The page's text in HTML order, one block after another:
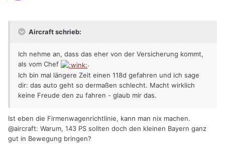
Aircraft schrieb:
Ich nehme an, dass das eher von der Versicherung kommt,
als vom Chef
.
Ich bin mal längere Zeit einen 118d gefahren und ich sage
dir: das auto geht so dermaßen schlecht. Macht wirklich
keine Freude den zu fahren - glaub mir das.
Ist eben die Firmenwagenrichtlinie, kann man nix machen.
@aircraft: Warum, 143 PS sollten doch den kleinen Bayern ganz
gut in Bewegung bringen?